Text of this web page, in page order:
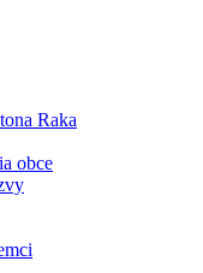
Raka
obce